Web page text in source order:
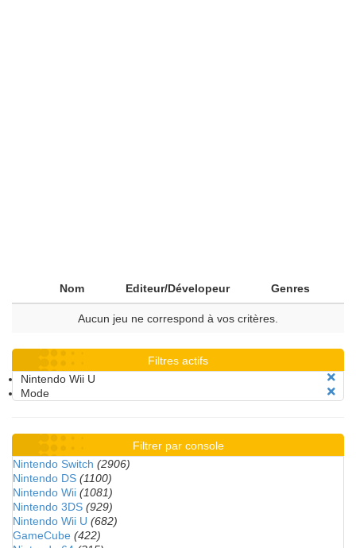
Nom Editeur/Dévelopeur Genres
Aucun jeu ne correspond à vos critères.
Filtres actifs
Nintendo Wii U
Mode
Filtrer par console
Nintendo Switch (2906)
Nintendo DS (1100)
Nintendo Wii (1081)
Nintendo 3DS (929)
Nintendo Wii U (682)
GameCube (422)